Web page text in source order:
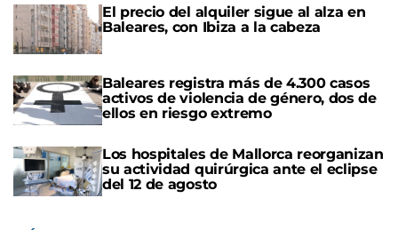
El precio del alquiler sigue al alza en
Baleares, con Ibiza a la cabeza
Baleares registra más de 4.300 casos
activos de violencia de género, dos de
ellos en riesgo extremo
Los hospitales de Mallorca reorganizan
su actividad quirúrgica ante el eclipse
del 12 de agosto